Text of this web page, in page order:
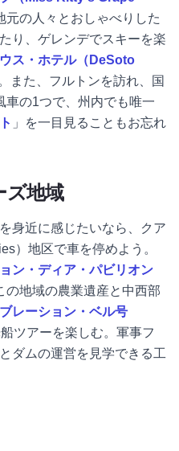
元の人々とおしゃべりした
り、ゲレンデでスキーを楽
ス・ホテル（DeSoto
また、フルトンを訪れ、国
車の1つで、州内でも唯一
」を一目見ることもお忘れ
ズ地域
身近に感じたいなら、クア
）地区で車を停めよう。
ン・ディア・パビリオン
の地域の農業遺産と中西部
レーション・ベル号
ツアーを楽しむ。軍事フ
ダムの運営を見学できる工